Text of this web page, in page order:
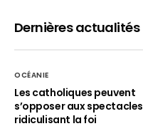
Dernières actualités
OCÉANIE
Les catholiques peuvent
s’opposer aux spectacles
ridiculisant la foi